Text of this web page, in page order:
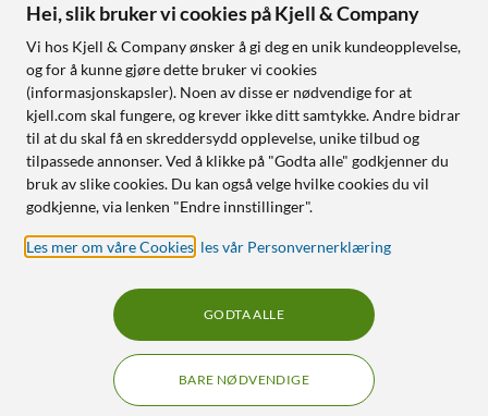
Hei, slik bruker vi cookies på Kjell & Company
Vi hos Kjell & Company ønsker å gi deg en unik kundeopplevelse,
og for å kunne gjøre dette bruker vi cookies
(informasjonskapsler). Noen av disse er nødvendige for at
kjell.com skal fungere, og krever ikke ditt samtykke. Andre bidrar
til at du skal få en skreddersydd opplevelse, unike tilbud og
tilpassede annonser. Ved å klikke på "Godta alle" godkjenner du
bruk av slike cookies. Du kan også velge hvilke cookies du vil
godkjenne, via lenken "Endre innstillinger".
Les mer om våre Cookies les vår Personvernerklæring
BARE NØDVENDIGE
GODTA ALLE